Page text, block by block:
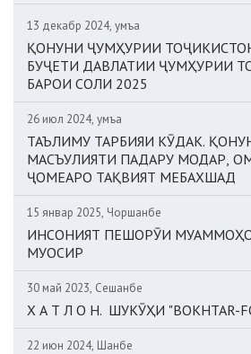
13 декабр 2024, Ҷумъа
ҚОНУНИ ҶУМҲУРИИ
БУҶЕТИ ДАВЛАТИИ ҶУМҲУРИИ
БАРОИ СОЛИ 2025
26 июл 2024, Ҷумъа
ТАЪЛИМУ ТАРБИЯИ КӮДАК.
МАСЪУЛИЯТИ ПАДАРУ МОДАР,
ҶОМЕАРО ТАҚВИЯТ МЕБАХШАД
15 январ 2025, Чоршанбе
ИНСОНИЯТ ПЕШОРӮИ
МУОСИР
30 май 2023, Сешанбе
Х А Т Л О Н. ШУКӮҲИ "BOKHTAR-
22 июн 2024, Шанбе